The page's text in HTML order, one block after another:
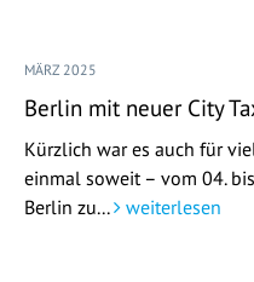
MÄRZ 2025
Berlin mit neuer City
Kürzlich war es auch für
einmal soweit – vom 04.
Berlin zu...
weiterlesen